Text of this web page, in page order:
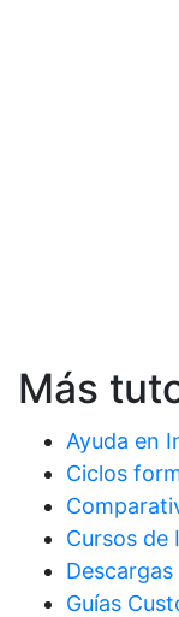
Más
Ayuda en
Ciclos
Cursos de
Guías